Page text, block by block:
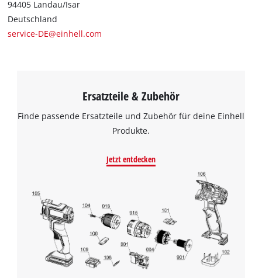
94405 Landau/Isar
Deutschland
service-DE@einhell.com
Ersatzteile & Zubehör
Finde passende Ersatzteile und Zubehör für deine Einhell
Produkte.
Jetzt entdecken